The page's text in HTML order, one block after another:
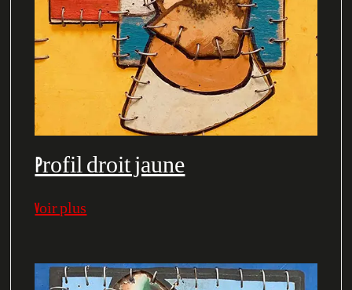
Profil droit jaune
Voir plus